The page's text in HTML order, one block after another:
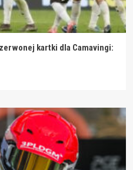
kartki dla Camavingi: